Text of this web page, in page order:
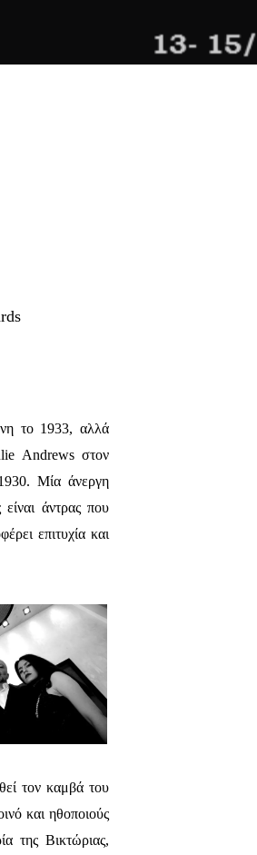
το 1933, αλλά
Andrews στον
Μία άνεργη
άντρας που
επιτυχία και
τον καμβά του
και ηθοποιούς
της Βικτώριας,